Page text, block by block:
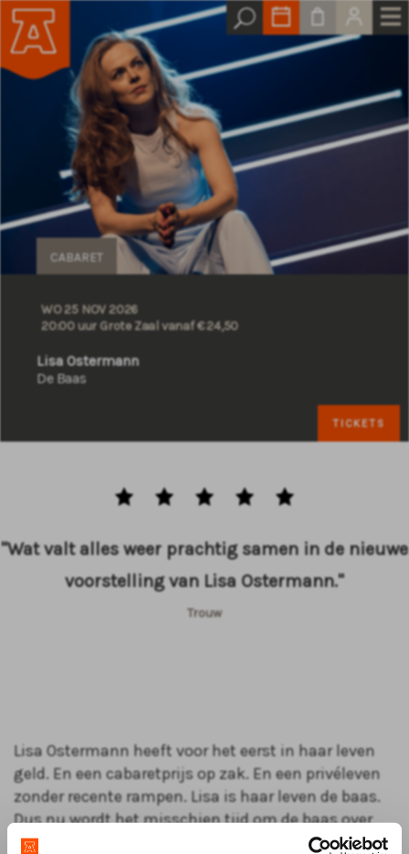
Lisa Ostermann
De Baas
CABARET
WO 25 NOV 2026
20:00 uur Grote Zaal vanaf € 24,50
TICKETS
"Wat valt alles weer prachtig samen in de nieuwe
voorstelling van Lisa Ostermann."
Trouw
Lisa Ostermann heeft voor het eerst in haar leven
geld. En een cabaretprijs op zak. En een privéleven
zonder recente rampen. Lisa is haar leven de baas.
Dus nu wordt het misschien tijd om de baas over
iets of iemand anders te worden. Verwacht nieuwe